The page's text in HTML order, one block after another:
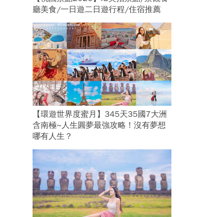
廳美食/一日遊二日遊行程/住宿推薦
【環遊世界度蜜月】345天35國7大洲
含南極~人生圓夢最強攻略！沒有夢想
哪有人生？